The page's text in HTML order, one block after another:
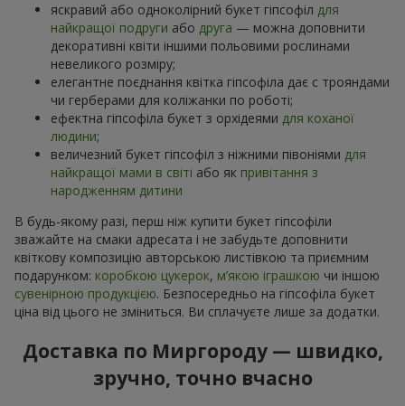
яскравий або одноколірний букет гіпсофіл для
найкращої подруги або друга — можна доповнити
декоративні квіти іншими польовими рослинами
невеликого розміру;
елегантне поєднання квітка гіпсофіла дає с трояндами
чи герберами для коліжанки по роботі;
ефектна гіпсофіла букет з орхідеями для коханої
людини;
величезний букет гіпсофіл з ніжними півоніями для
найкращої мами в світі або як привітання з
народженням дитини
В будь-якому разі, перш ніж купити букет гіпсофіли
зважайте на смаки адресата і не забудьте доповнити
квіткову композицію авторською листівкою та приємним
подарунком: коробкою цукерок, м’якою іграшкою чи іншою
сувенірною продукцією. Безпосередньо на гіпсофіла букет
ціна від цього не зміниться. Ви сплачуєте лише за додатки.
Доставка по Миргороду — швидко,
зручно, точно вчасно